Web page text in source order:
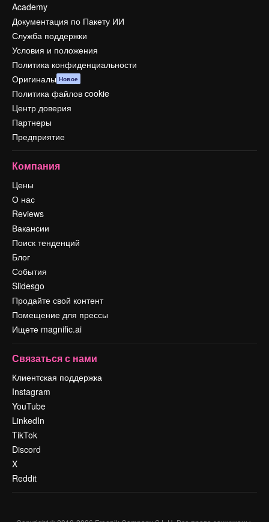
Academy
Документация по Пакету ИИ
Служба поддержки
Условия и положения
Политика конфиденциальности
Оригиналы Новое
Политика файлов cookie
Центр доверия
Партнеры
Предприятие
Компания
Цены
О нас
Reviews
Вакансии
Поиск тенденций
Блог
События
Slidesgo
Продайте свой контент
Помещение для прессы
Ищете magnific.ai
Связаться с нами
Клиентская поддержка
Instagram
YouTube
LinkedIn
TikTok
Discord
X
Reddit